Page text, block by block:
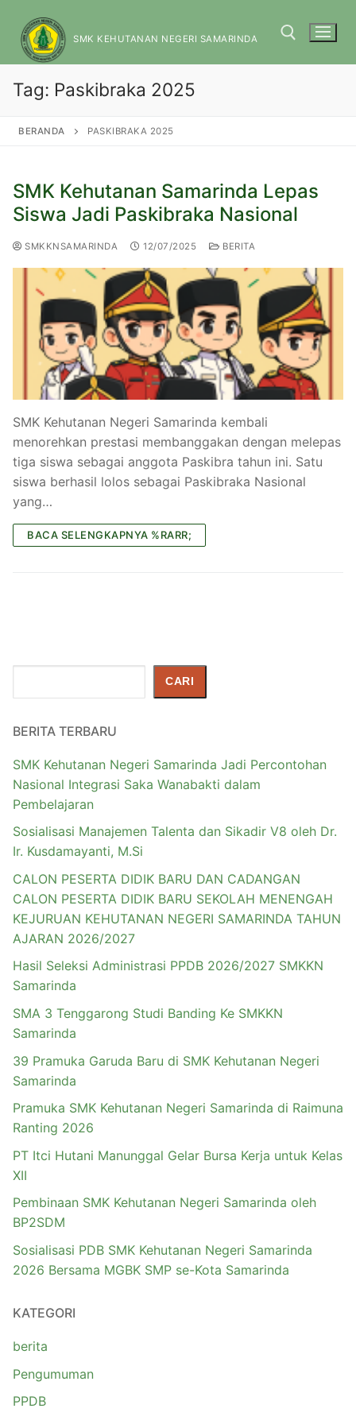
SMK KEHUTANAN NEGERI SAMARINDA
Tag: Paskibraka 2025
BERANDA PASKIBRAKA 2025
SMK Kehutanan Samarinda Lepas
Siswa Jadi Paskibraka Nasional
SMKKNSAMARINDA 12/07/2025 BERITA
SMK Kehutanan Negeri Samarinda kembali
menorehkan prestasi membanggakan dengan melepas
tiga siswa sebagai anggota Paskibra tahun ini. Satu
siswa berhasil lolos sebagai Paskibraka Nasional
yang…
BACA SELENGKAPNYA %RARR;
CARI
BERITA TERBARU
SMK Kehutanan Negeri Samarinda Jadi Percontohan
Nasional Integrasi Saka Wanabakti dalam
Pembelajaran
Sosialisasi Manajemen Talenta dan Sikadir V8 oleh Dr.
Ir. Kusdamayanti, M.Si
CALON PESERTA DIDIK BARU DAN CADANGAN
CALON PESERTA DIDIK BARU SEKOLAH MENENGAH
KEJURUAN KEHUTANAN NEGERI SAMARINDA TAHUN
AJARAN 2026/2027
Hasil Seleksi Administrasi PPDB 2026/2027 SMKKN
Samarinda
SMA 3 Tenggarong Studi Banding Ke SMKKN
Samarinda
39 Pramuka Garuda Baru di SMK Kehutanan Negeri
Samarinda
Pramuka SMK Kehutanan Negeri Samarinda di Raimuna
Ranting 2026
PT Itci Hutani Manunggal Gelar Bursa Kerja untuk Kelas
XII
Pembinaan SMK Kehutanan Negeri Samarinda oleh
BP2SDM
Sosialisasi PDB SMK Kehutanan Negeri Samarinda
2026 Bersama MGBK SMP se-Kota Samarinda
KATEGORI
berita
Pengumuman
PPDB